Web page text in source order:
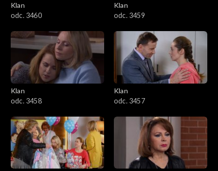
Klan
odc. 3460
Klan
odc. 3459
Klan
odc. 3458
Klan
odc. 3457